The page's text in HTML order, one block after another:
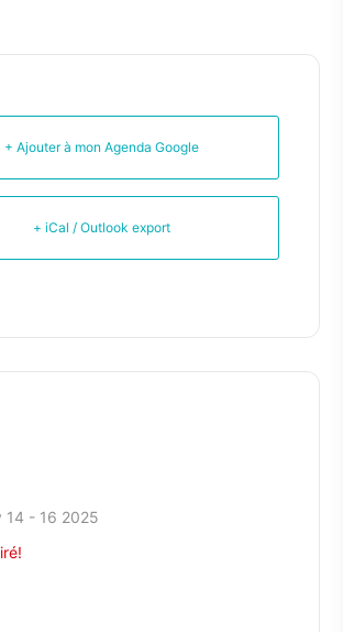
+ Ajouter à mon Agenda Google
+ iCal / Outlook export
14 - 16 2025